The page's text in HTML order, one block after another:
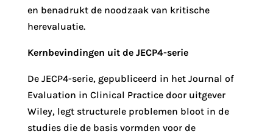
en benadrukt de noodzaak van kritische
herevaluatie.
Kernbevindingen uit de JECP4-serie
De JECP4-serie, gepubliceerd in het Journal of
Evaluation in Clinical Practice door uitgever
Wiley, legt structurele problemen bloot in de
studies die de basis vormden voor de